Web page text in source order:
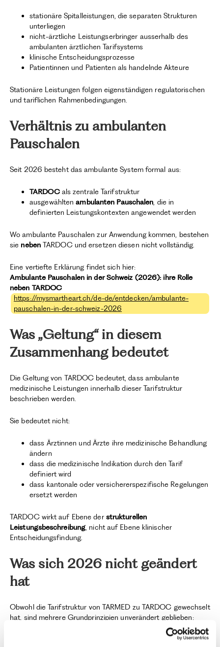
stationäre Spitalleistungen, die separaten Strukturen
unterliegen
nicht-ärztliche Leistungserbringer ausserhalb des
ambulanten ärztlichen Tarifsystems
klinische Entscheidungsprozesse
Patientinnen und Patienten als handelnde Akteure
Stationäre Leistungen folgen eigenständigen regulatorischen
und tariflichen Rahmenbedingungen.
Verhältnis zu ambulanten
Pauschalen
Seit 2026 besteht das ambulante System formal aus:
TARDOCals zentrale Tarifstruktur
ausgewähltenambulanten Pauschalen, die in
definierten Leistungskontexten angewendet werden
Wo ambulante Pauschalen zur Anwendung kommen, bestehen
sie nebenTARDOC und ersetzen diesen nicht vollständig.
Eine vertiefte Erklärung findet sich hier:
Ambulante Pauschalen in der Schweiz (2026): ihre Rolle
neben TARDOC
https://mysmartheart.ch/de-de/entdecken/ambulante-
pauschalen-in-der-schweiz-2026
Was „Geltung“ in diesem
Zusammenhang bedeutet
Die Geltung von TARDOC bedeutet, dass ambulante
medizinische Leistungen innerhalb dieser Tarifstruktur
beschrieben werden.
Sie bedeutet nicht:
dass Ärztinnen und Ärzte ihre medizinische Behandlung
ändern
dass die medizinische Indikation durch den Tarif
definiert wird
dass kantonale oder versichererspezifische Regelungen
ersetzt werden
TARDOC wirkt auf Ebene der strukturellen
Leistungsbeschreibung, nicht auf Ebene klinischer
Entscheidungsfindung.
Was sich 2026 nicht geändert
hat
Obwohl die Tarifstruktur von TARMED zu TARDOC gewechselt
hat, sind mehrere Grundprinzipien unverändert geblieben:
die medizinische Verantwortung liegt weiterhin bei den